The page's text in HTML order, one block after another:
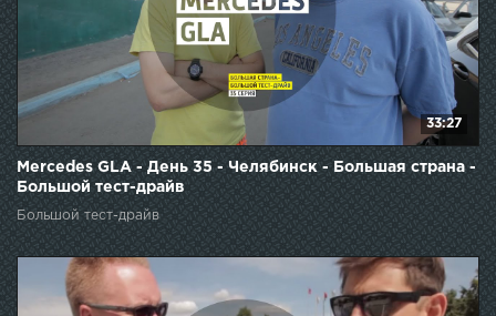
33:27
Mercedes GLA - День 35 - Челябинск - Большая страна -
Большой тест-драйв
Большой тест-драйв